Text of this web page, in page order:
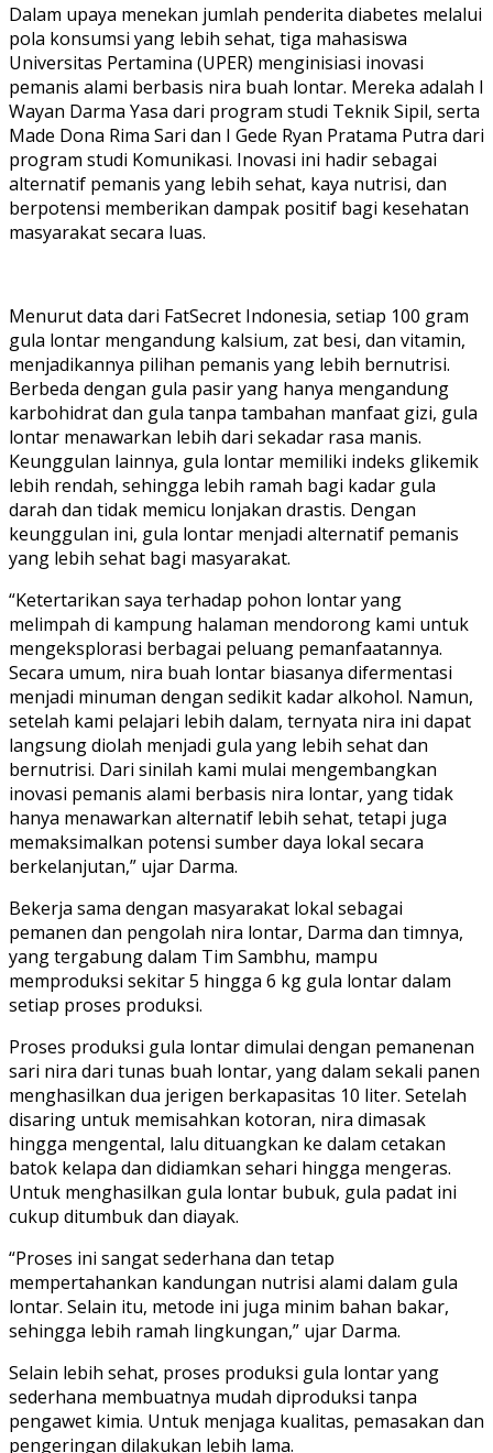
Dalam upaya menekan jumlah penderita diabetes melalui
pola konsumsi yang lebih sehat, tiga mahasiswa
Universitas Pertamina (UPER) menginisiasi inovasi
pemanis alami berbasis nira buah lontar. Mereka adalah I
Wayan Darma Yasa dari program studi Teknik Sipil, serta
Made Dona Rima Sari dan I Gede Ryan Pratama Putra dari
program studi Komunikasi. Inovasi ini hadir sebagai
alternatif pemanis yang lebih sehat, kaya nutrisi, dan
berpotensi memberikan dampak positif bagi kesehatan
masyarakat secara luas.
Menurut data dari FatSecret Indonesia, setiap 100 gram
gula lontar mengandung kalsium, zat besi, dan vitamin,
menjadikannya pilihan pemanis yang lebih bernutrisi.
Berbeda dengan gula pasir yang hanya mengandung
karbohidrat dan gula tanpa tambahan manfaat gizi, gula
lontar menawarkan lebih dari sekadar rasa manis.
Keunggulan lainnya, gula lontar memiliki indeks glikemik
lebih rendah, sehingga lebih ramah bagi kadar gula
darah dan tidak memicu lonjakan drastis. Dengan
keunggulan ini, gula lontar menjadi alternatif pemanis
yang lebih sehat bagi masyarakat.
“Ketertarikan saya terhadap pohon lontar yang
melimpah di kampung halaman mendorong kami untuk
mengeksplorasi berbagai peluang pemanfaatannya.
Secara umum, nira buah lontar biasanya difermentasi
menjadi minuman dengan sedikit kadar alkohol. Namun,
setelah kami pelajari lebih dalam, ternyata nira ini dapat
langsung diolah menjadi gula yang lebih sehat dan
bernutrisi. Dari sinilah kami mulai mengembangkan
inovasi pemanis alami berbasis nira lontar, yang tidak
hanya menawarkan alternatif lebih sehat, tetapi juga
memaksimalkan potensi sumber daya lokal secara
berkelanjutan,” ujar Darma.
Bekerja sama dengan masyarakat lokal sebagai
pemanen dan pengolah nira lontar, Darma dan timnya,
yang tergabung dalam Tim Sambhu, mampu
memproduksi sekitar 5 hingga 6 kg gula lontar dalam
setiap proses produksi.
Proses produksi gula lontar dimulai dengan pemanenan
sari nira dari tunas buah lontar, yang dalam sekali panen
menghasilkan dua jerigen berkapasitas 10 liter. Setelah
disaring untuk memisahkan kotoran, nira dimasak
hingga mengental, lalu dituangkan ke dalam cetakan
batok kelapa dan didiamkan sehari hingga mengeras.
Untuk menghasilkan gula lontar bubuk, gula padat ini
cukup ditumbuk dan diayak.
“Proses ini sangat sederhana dan tetap
mempertahankan kandungan nutrisi alami dalam gula
lontar. Selain itu, metode ini juga minim bahan bakar,
sehingga lebih ramah lingkungan,” ujar Darma.
Selain lebih sehat, proses produksi gula lontar yang
sederhana membuatnya mudah diproduksi tanpa
pengawet kimia. Untuk menjaga kualitas, pemasakan dan
pengeringan dilakukan lebih lama.